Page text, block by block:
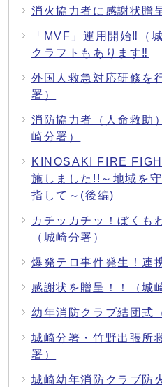
消火協力者に感謝状贈
「MVF」運用開始‼
クラフトもあります‼
外国人救急対応研修を
署）
消防協力者（人命救助
崎分署）
KINOSAKI FIRE
施しました!!～地域を
指して～(後編)
カチッカチッ！ぼくも
（城崎分署）
爆発テロ事件発生！連
感謝状を贈呈！！（城
幼年消防クラブ結団式
城崎分署・竹野出張所
署）
城崎幼年消防クラブ防